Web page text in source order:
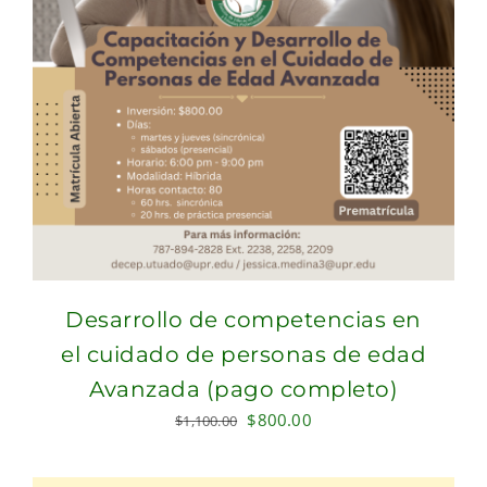
Desarrollo de competencias en
el cuidado de personas de edad
Avanzada (pago completo)
$1,100.00 Original
was:
$800.00Current
is: